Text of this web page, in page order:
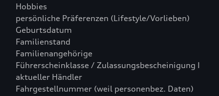
Hobbies
persönliche Präferenzen (Lifestyle/Vorlieben)
Geburtsdatum
Familienstand
Familienangehörige
Führerscheinklasse / Zulassungsbescheinigung I
aktueller Händler
Fahrgestellnummer (weil personenbez. Daten)